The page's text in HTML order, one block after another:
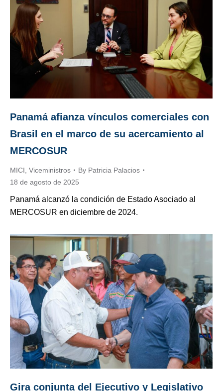
Panamá afianza vínculos comerciales con
Brasil en el marco de su acercamiento al
MERCOSUR
MICI Viceministros By Patricia Palacios
18 de agosto de 2025
Panamá alcanzó la condición de Estado Asociado al
MERCOSUR en diciembre de 2024.
Gira conjunta del Ejecutivo y Legislativo